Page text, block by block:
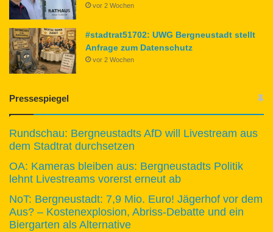
vor 2 Wochen
#stadtrat51702: UWG Bergneustadt stellt
Anfrage zum Datenschutz
vor 2 Wochen
Pressespiegel
Rundschau: Bergneustadts AfD will Livestream aus
dem Stadtrat durchsetzen
OA: Kameras bleiben aus: Bergneustadts Politik
lehnt Livestreams vorerst erneut ab
NoT: Bergneustadt: 7,9 Mio. Euro! Jägerhof vor dem
Aus? – Kostenexplosion, Abriss-Debatte und ein
Biergarten als Alternative